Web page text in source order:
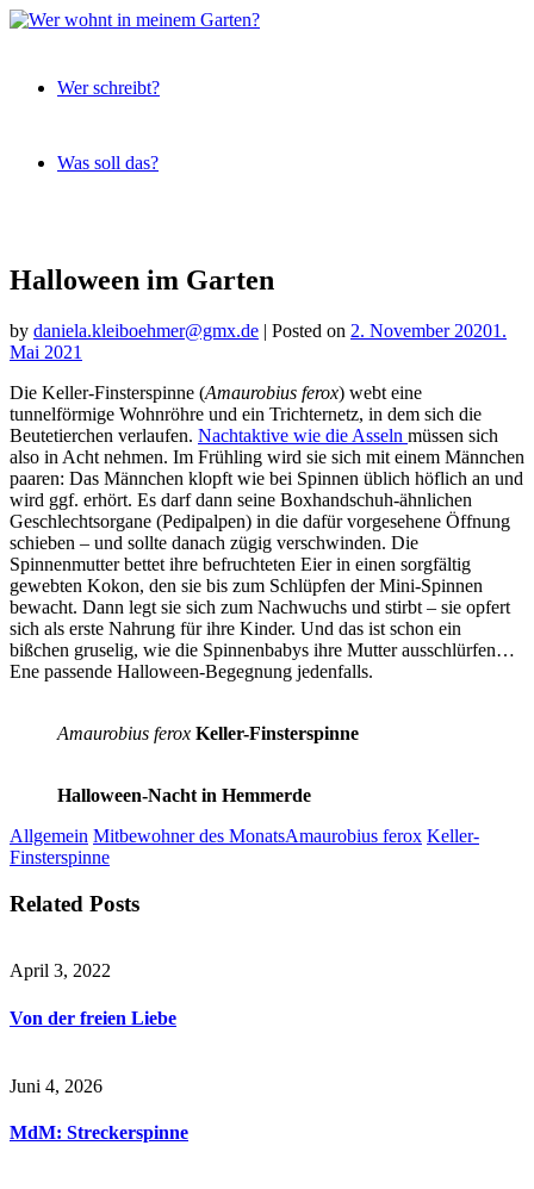
wohnt
meinem
vor der
Terrassentür
Wer schreibt?
Was soll das?
content
Halloween im Garten
by daniela.kleiboehmer@gmx.de | Posted on 2. November 20201.
Mai 2021
Die Keller-Finsterspinne (Amaurobius ferox) webt eine
tunnelförmige Wohnröhre und ein Trichternetz, in dem sich die
Beutetierchen verlaufen. Nachtaktive wie die Asseln müssen sich
also in Acht nehmen. Im Frühling wird sie sich mit einem Männchen
paaren: Das Männchen klopft wie bei Spinnen üblich höflich an und
wird ggf. erhört. Es darf dann seine Boxhandschuh-ähnlichen
Geschlechtsorgane (Pedipalpen) in die dafür vorgesehene Öffnung
schieben – und sollte danach zügig verschwinden. Die
Spinnenmutter bettet ihre befruchteten Eier in einen sorgfältig
gewebten Kokon, den sie bis zum Schlüpfen der Mini-Spinnen
bewacht. Dann legt sie sich zum Nachwuchs und stirbt – sie opfert
sich als erste Nahrung für ihre Kinder. Und das ist schon ein
bißchen gruselig, wie die Spinnenbabys ihre Mutter ausschlürfen…
Ene passende Halloween-Begegnung jedenfalls.
Amaurobius ferox Keller-Finsterspinne
Halloween-Nacht in Hemmerde
Allgemein Mitbewohner des MonatsAmaurobius ferox Keller-
Finsterspinne
Related Posts
April 3, 2022
Von der freien Liebe
Juni 4, 2026
MdM: Streckerspinne